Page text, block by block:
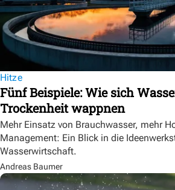
Hitze
Fünf Beispiele: Wie sich
Trockenheit wappnen
Mehr Einsatz von Brauchwasser, mehr
Management: Ein Blick in die
Wasserwirtschaft.
Andreas Baumer